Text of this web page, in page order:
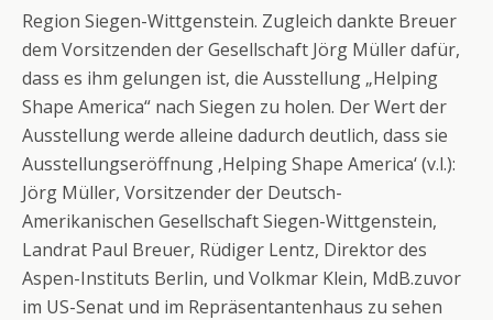
Region Siegen-Wittgenstein. Zugleich dankte Breuer
dem Vorsitzenden der Gesellschaft Jörg Müller dafür,
dass es ihm gelungen ist, die Ausstellung „Helping
Shape America“ nach Siegen zu holen. Der Wert der
Ausstellung werde alleine dadurch deutlich, dass sie
Ausstellungseröffnung ‚Helping Shape America‘ (v.l.):
Jörg Müller, Vorsitzender der Deutsch-
Amerikanischen Gesellschaft Siegen-Wittgenstein,
Landrat Paul Breuer, Rüdiger Lentz, Direktor des
Aspen-Instituts Berlin, und Volkmar Klein, MdB.zuvor
im US-Senat und im Repräsentantenhaus zu sehen